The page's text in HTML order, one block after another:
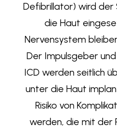
Defibrillator) wird der
die Haut
Nervensystem
Der Impulsgeber
ICD werden seitlich
unter die Haut
Risiko von
werden, die mit der